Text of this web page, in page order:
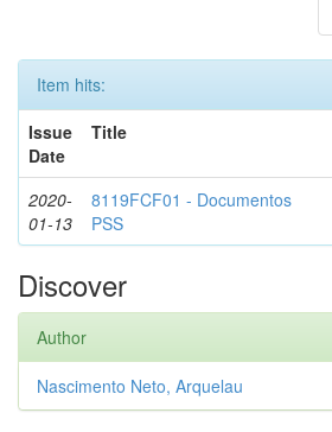
Item hits:
Issue
Date
Title
2020-
01-13
8119FCF01 - Documentos
PSS
Discover
Author
Nascimento Neto, Arquelau